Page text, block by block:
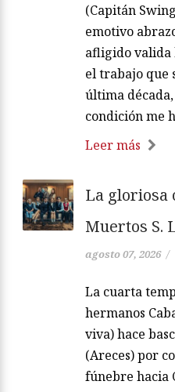
(Capitán
emotivo
afligido valida
el trabajo que
última
condición me
Leer más
La gloriosa
Muertos S.
agosto 07, 2026 /
La cuarta
hermanos
viva) hace
(Areces) por
fúnebre hacia